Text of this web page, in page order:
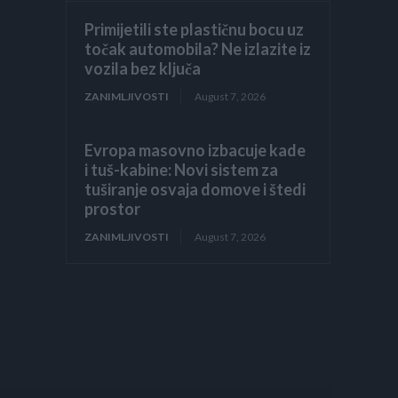
Primijetili ste plastičnu bocu uz
točak automobila? Ne izlazite iz
vozila bez ključa
ZANIMLJIVOSTI August 7, 2026
Evropa masovno izbacuje kade
i tuš-kabine: Novi sistem za
tuširanje osvaja domove i štedi
prostor
ZANIMLJIVOSTI August 7, 2026